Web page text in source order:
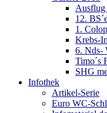
Ausflug
12.
1.
Krebs-
6. Nds-
Timo´s
SHG
Infothek
Artikel-Serie
Euro WC-